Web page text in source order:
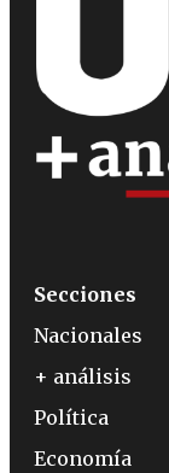
Secciones
Nacionales
+ análisis
Política
Economía